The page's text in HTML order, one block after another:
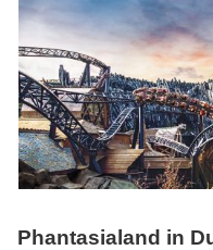
Phantasialand in